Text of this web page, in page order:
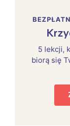
5 lekcji,
biorą się